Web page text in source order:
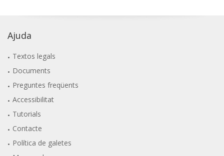
Ajuda
Textos legals
Documents
Preguntes freqüents
Accessibilitat
Tutorials
Contacte
Política de galetes